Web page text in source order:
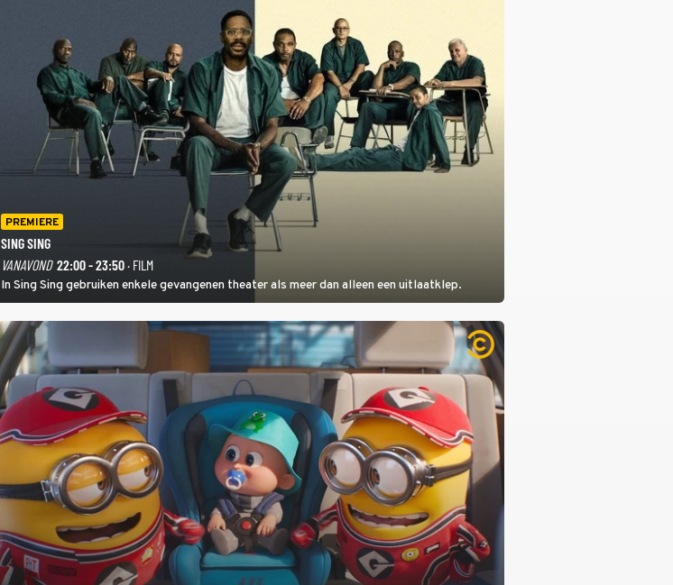
PREMIERE
SING SING
VANAVOND 22:00 - 23:50· FILM
In Sing Sing gebruiken enkele gevangenen theater als meer dan alleen een uitlaatklep.